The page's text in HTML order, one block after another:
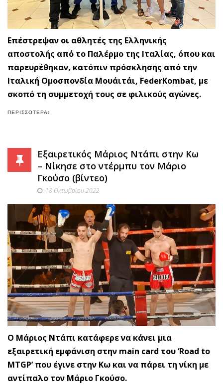
Επέστρεψαν οι αθλητές της Ελληνικής
αποστολής από το Παλέρμο της Ιταλίας, όπου και
παρευρέθηκαν, κατόπιν πρόσκλησης από την
Ιταλική Ομοσπονδία Μουάιτάι, FederKombat, με
σκοπό τη συμμετοχή τους σε φιλικούς αγώνες.
ΠΕΡΙΣΣΌΤΕΡΑ
Εξαιρετικός Μάριος Ντάπι στην Κω
– Νίκησε στο ντέρμπυ τον Μάριο
Γκούσο (βίντεο)
18 Οκτωβρίου 2022
Ο Μάριος Ντάπι κατάφερε να κάνει μια
εξαιρετική εμφάνιση στην main card του ‘Road to
MTGP’ που έγινε στην Κω και να πάρει τη νίκη με
αντίπαλο τον Μάριο Γκούσο.